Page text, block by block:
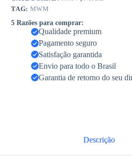
TAG: MWM
5 Razões para comprar:
Qualidade premium
Pagamento seguro
Satisfação garantida
Envio para todo o Brasil
Garantia de retorno do seu
Descrição